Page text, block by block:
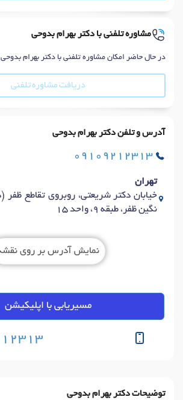
مشاوره تلفنی با دکتر بهرام بدوحی
در حال حاضر امکان مشاوره تلفنی با دکتر بهرام
دریافت مشاوره تلفنی
آدرس و تلفن دکتر بهرام بدوحی
09109212313
تهران
خیابان دکتر شریعتی، روبروی تقاطع
نگین ظفر، طبقه 9، واحد 15
نمایش آدرس بر روی
مسیریابی با اپلیکیشن
توضیحات دکتر بهرام بدوحی